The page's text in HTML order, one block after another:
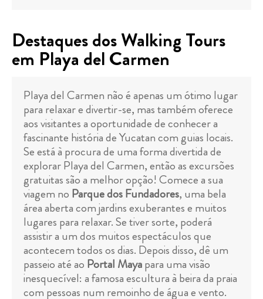
Destaques dos Walking Tours
em Playa del Carmen
Playa del Carmen não é apenas um ótimo lugar
para relaxar e divertir-se, mas também oferece
aos visitantes a oportunidade de conhecer a
fascinante história de Yucatan com guias locais.
Se está à procura de uma forma divertida de
explorar Playa del Carmen, então as excursões
gratuitas são a melhor opção! Comece a sua
viagem no Parque dos Fundadores, uma bela
área aberta com jardins exuberantes e muitos
lugares para relaxar. Se tiver sorte, poderá
assistir a um dos muitos espectáculos que
acontecem todos os dias. Depois disso, dê um
passeio até ao Portal Mayapara uma visão
inesquecível: a famosa escultura à beira da praia
com pessoas num remoinho de água e vento.